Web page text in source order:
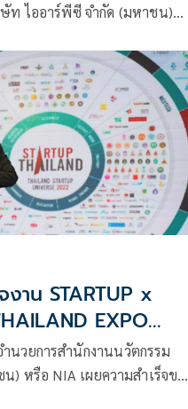
ท ไออาร์พีซี จำกัด (มหาชน)
ติ
งาน STARTUP x
EXPO
ศเตรียมพบกับ SITE
รั้งใหญ่ เต็มรูปแบบ!!!
นวยการสำนักงานนวัตกรรม
) หรือ NIA เผยความสำเร็จของ